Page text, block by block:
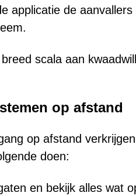
applicatie de aanvallers
scala aan
op afstand
op afstand
doen:
en bekijk alles wat